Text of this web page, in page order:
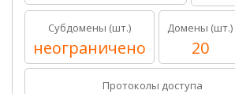
Субдомены (шт.)
неограничено
Домены (шт.)
20
Протоколы доступа